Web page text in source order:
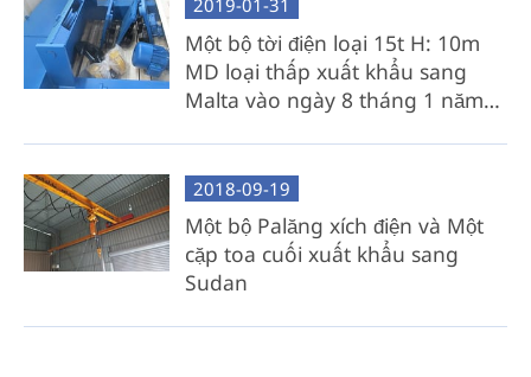
2019-01-31
Một bộ tời điện loại 15t H: 10m
MD loại thấp xuất khẩu sang
Malta vào ngày 8 tháng 1 năm
2018-09-19
Một bộ Palăng xích điện và Một
cặp toa cuối xuất khẩu sang
Sudan